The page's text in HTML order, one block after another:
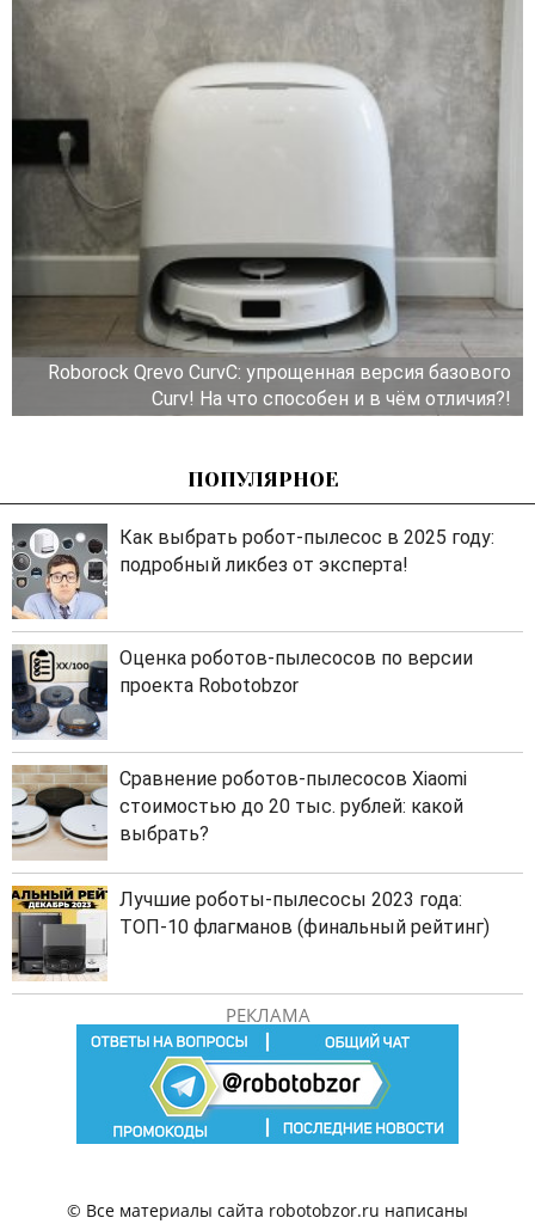
Roborock Qrevo CurvC: упрощенная версия базового
Curv! На что способен и в чём отличия?!
ПОПУЛЯРНОЕ
Как выбрать робот-пылесос в 2025 году:
подробный ликбез от эксперта!
Оценка роботов-пылесосов по версии
проекта Robotobzor
Сравнение роботов-пылесосов Xiaomi
стоимостью до 20 тыс. рублей: какой
выбрать?
Лучшие роботы-пылесосы 2023 года:
ТОП-10 флагманов (финальный рейтинг)
РЕКЛАМА
© Все материалы сайта robotobzor.ru написаны